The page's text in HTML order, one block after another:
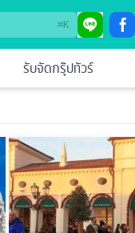
⌘K
รับจัดกรุ๊ปทัวร์